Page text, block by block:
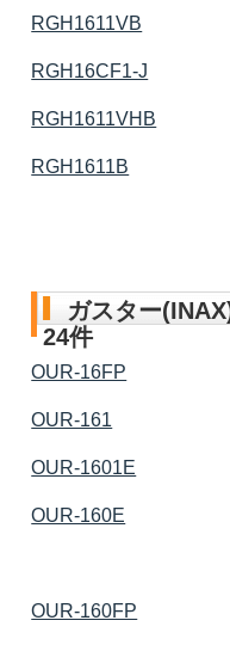
RGH1611VB
RGH16CF1-J
RGH1611VHB
RGH1611B
ガスター
24件
OUR-16FP
OUR-161
OUR-1601E
OUR-160E
OUR-160FP